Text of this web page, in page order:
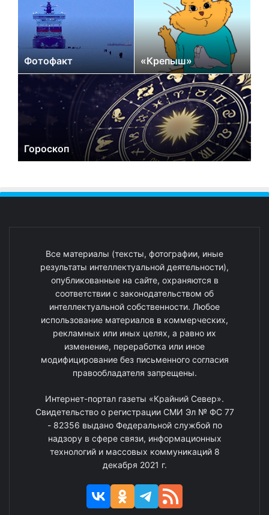
Фотофакт «Крепыш»
Гороскоп
Все материалы (тексты, фотографии, иные
результаты интеллектуальной деятельности),
опубликованные на сайте, охраняются в
соответствии с законодательством об
интеллектуальной собственности. Любое
использование материалов в коммерческих,
рекламных или иных целях, а равно их
изменение, переработка или иное
модифицирование без письменного согласия
правообладателя запрещены.
Интернет-портал газеты «Крайний Север».
Свидетельство о регистрации СМИ Эл № ФС 77
- 82356 выдано Федеральной службой по
надзору в сфере связи, информационных
технологий и массовых коммуникаций 8
декабря 2021 г.